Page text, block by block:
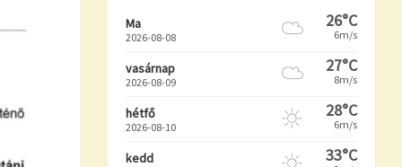
Ma
2026-08-08
26°C
6m/s
vasárnap
2026-08-09
27°C
8m/s
hétfő
2026-08-10
28°C
6m/s
kedd 33°C